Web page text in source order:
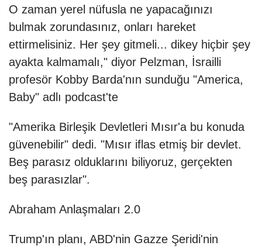
O zaman yerel nüfusla ne yapacağınızı
bulmak zorundasınız, onları hareket
ettirmelisiniz. Her şey gitmeli... dikey hiçbir şey
ayakta kalmamalı," diyor Pelzman, İsrailli
profesör Kobby Barda'nın sunduğu "America,
Baby" adlı podcast'te
"Amerika Birleşik Devletleri Mısır'a bu konuda
güvenebilir" dedi. "Mısır iflas etmiş bir devlet.
Beş parasız olduklarını biliyoruz, gerçekten
beş parasızlar".
Abraham Anlaşmaları 2.0
Trump'ın planı, ABD'nin Gazze Şeridi'nin